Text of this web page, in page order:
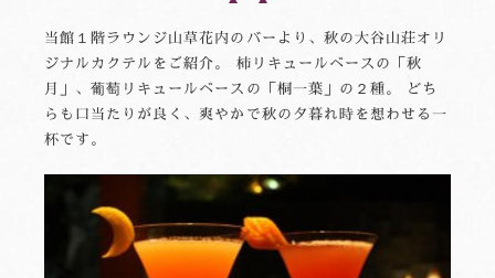
当館１階ラウンジ山草花内のバーより、秋の大谷山荘オリ
ジナルカクテルをご紹介。 柿リキュールベースの「秋
月」、葡萄リキュールベースの「桐一葉」の２種。 どち
らも口当たりが良く、爽やかで秋の夕暮れ時を想わせる一
杯です。